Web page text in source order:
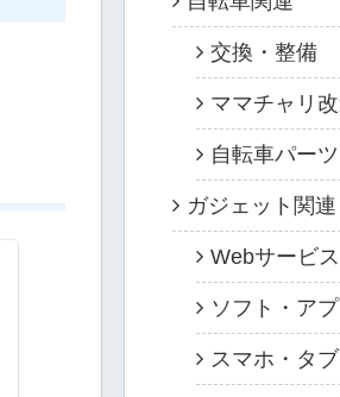
交換・整備
ママチャリ
自転車パーツ
ガジェット関連
Webサービス
ソフト・アプ
スマホ・タ